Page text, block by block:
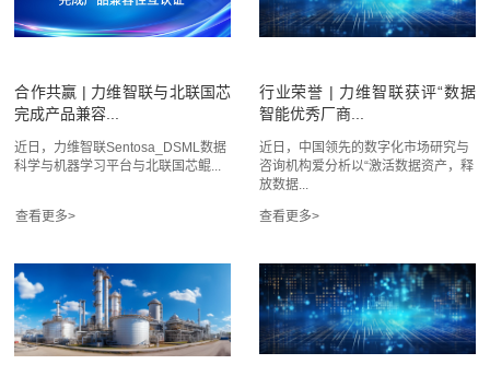
合作共赢 | 力维智联与北联国芯
完成产品兼容...
近日，力维智联Sentosa_DSML数据
科学与机器学习平台与北联国芯鲲...
行业荣誉 | 力维智联获评“数据
智能优秀厂商...
近日，中国领先的数字化市场研究与
咨询机构爱分析以“激活数据资产，释
放数据...